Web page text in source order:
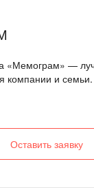
«Мемограм» —
компании и
Оставить заявку